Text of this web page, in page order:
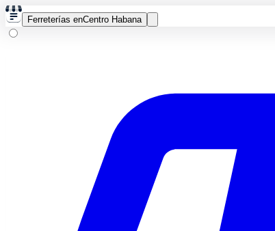
Ferreterías enCentro Habana